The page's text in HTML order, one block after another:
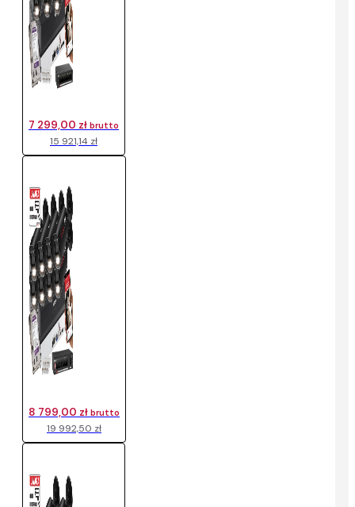
15 921,14 zł
7 299,00 zł brutto
19 992,50 zł
8 799,00 zł brutto